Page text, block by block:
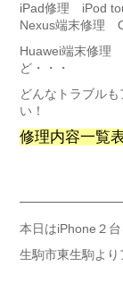
iPad修理 iPod
Nexus端末修理
Huawei端末修理
ど・・・
どんなトラブル
い！
修理内容一覧
本日はiPhone２
生駒市東生駒より